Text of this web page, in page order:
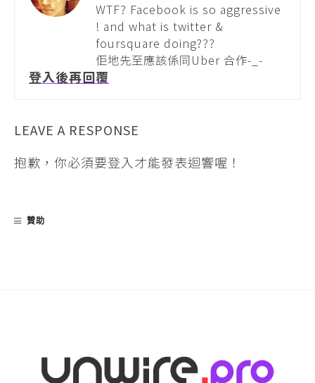
WTF? Facebook is so aggressive
! and what is twitter &
foursquare doing???
佢地先至應該係同Uber 合作-_-
登入後再回覆
LEAVE A RESPONSE
抱歉，你必須要登入才能發表迴響喔！
贊助